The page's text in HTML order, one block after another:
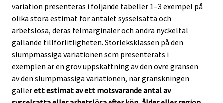
variation presenteras i följande tabeller 1–3 exempel på
olika stora estimat för antalet sysselsatta och
arbetslösa, deras felmarginaler och andra nyckeltal
gällande tillförlitligheten. Storleksklassen på den
slumpmässiga variationen som presenterats i
exemplen är en grov uppskattning av den övre gränsen
av den slumpmässiga variationen, när granskningen
gällerett estimat av ett motsvarande antal av